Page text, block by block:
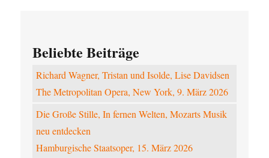
Beliebte Beiträge
Richard Wagner, Tristan und Isolde, Lise Davidsen
The Metropolitan Opera, New York, 9. März 2026
Die Große Stille, In fernen Welten, Mozarts Musik
neu entdecken
Hamburgische Staatsoper, 15. März 2026